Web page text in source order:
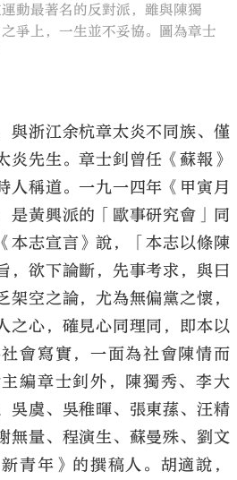
動最著名的反對派，雖與陳獨
爭上，一生並不妥協。圖為章士
與浙江余杭章太炎不同族、僅
炎先生。章士釗曾任《蘇報》
人稱道。一九一四年《甲寅月
是黃興派的「歐事研究會」同
本志宣言》說，「本志以條陳
，欲下論斷，先事考求，與曰
架空之論，尤為無偏黨之懷，
之心，確見心同理同，即本以
會寫實，一面為社會陳情而
編章士釗外，陳獨秀、李大
吳虞、吳稚暉、張東蓀、汪精
無量、程演生、蘇曼殊、劉文
青年》的撰稿人。胡適說，